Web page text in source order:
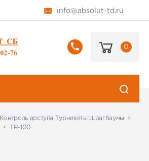
info@absolut-td.ru
+7
178-
0
Контроль доступа Турникеты Шлагбаумы
TR-100